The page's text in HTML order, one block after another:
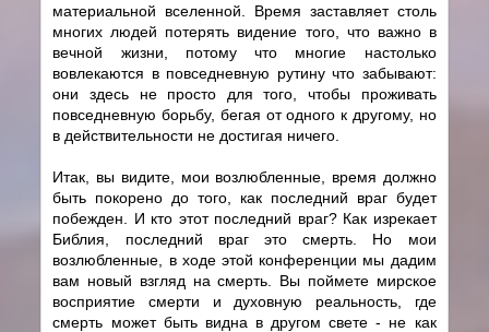
материальной вселенной. Время заставляет столь
многих людей потерять видение того, что важно в
вечной жизни, потому что многие настолько
вовлекаются в повседневную рутину что забывают:
они здесь не просто для того, чтобы проживать
повседневную борьбу, бегая от одного к другому, но
в действительности не достигая ничего.
Итак, вы видите, мои возлюбленные, время должно
быть покорено до того, как последний враг будет
побежден. И кто этот последний враг? Как изрекает
Библия, последний враг это смерть. Но мои
возлюбленные, в ходе этой конференции мы дадим
вам новый взгляд на смерть. Вы поймете мирское
восприятие смерти и духовную реальность, где
смерть может быть видна в другом свете - не как